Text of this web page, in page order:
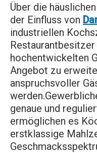
Über die
der Einfluss von
industriellen
hochentwickelten
Angebot zu
anspruchsvoller
genaue und
ermöglichen es
erstklassige